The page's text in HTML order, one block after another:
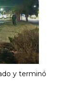
y terminó